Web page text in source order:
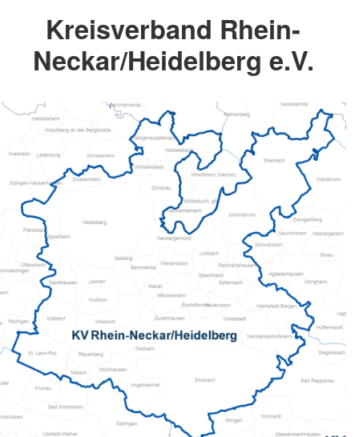
Kreisverband Rhein-
Neckar/Heidelberg e.V.